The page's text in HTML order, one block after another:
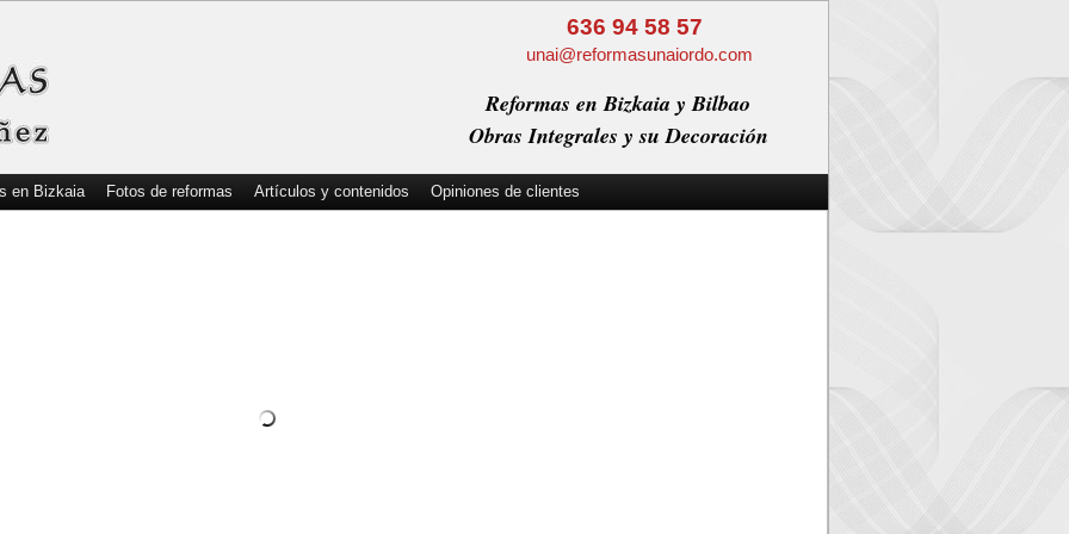
636 94 58 57
unai@reformasunaiordo.com
Reformas en Bizkaia y Bilbao
Obras Integrales y su Decoración
en Bizkaia Fotos de reformas Artículos y contenidos
Opiniones de clientes